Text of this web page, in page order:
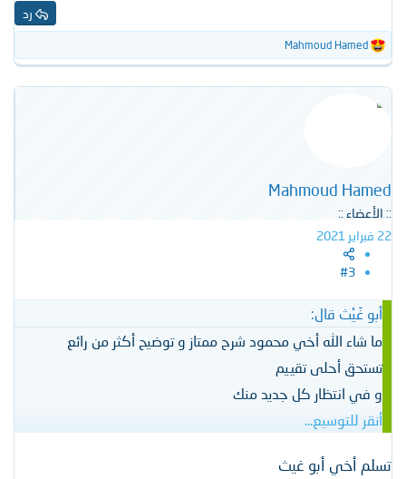
رد
ا
ل
:
Mahmoud Hamed
Mahmoud Hamed
:: الأعضاء ::
22 فبراير 2021
#3
أبو غَيْث قال:
ما شاء الله أخي محمود شرح ممتاز و توضيح أكثر من رائع
تستحق أحلى تقييم
و في انتظار كل جديد منك
أنقر للتوسيع...
تسلم أخي أبو غيث